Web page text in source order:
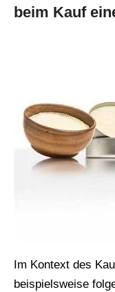
beim Kauf
Im Kontext des
beispielsweise